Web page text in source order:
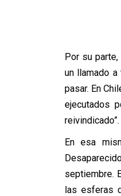
Por su
un llamado
pasar. En
ejecutados
reivindicado”.
En esa
septiembre.
las esferas